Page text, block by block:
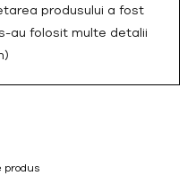
produsului a fost
au folosit multe detalii
produs